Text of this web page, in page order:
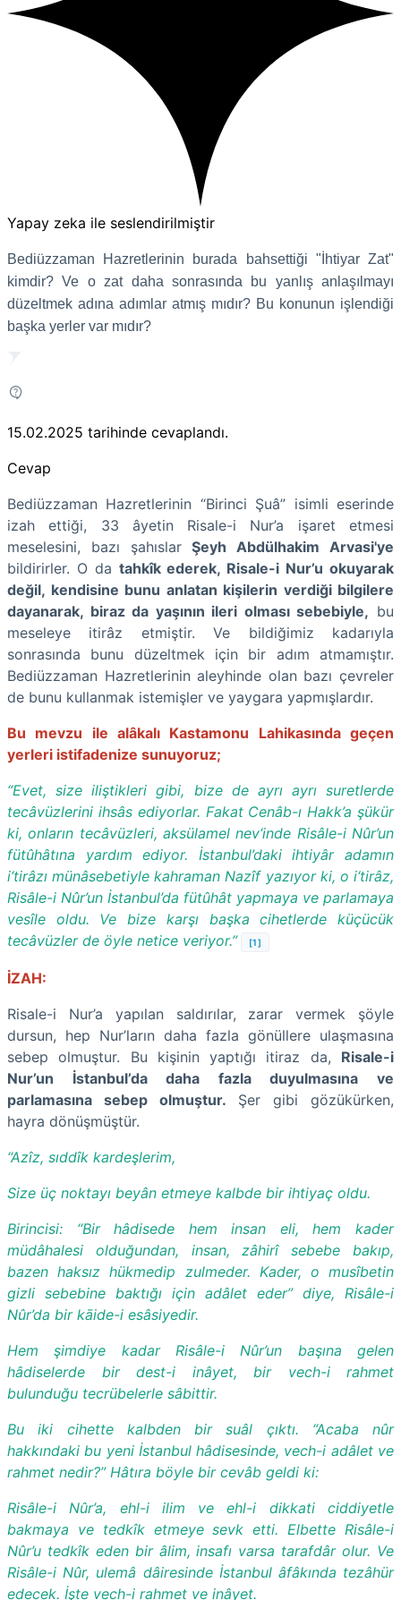
Yapay zeka ile seslendirilmiştir
Bediüzzaman Hazretlerinin burada bahsettiği "İhtiyar Zat"
kimdir? Ve o zat daha sonrasında bu yanlış anlaşılmayı
düzeltmek adına adımlar atmış mıdır? Bu konunun işlendiği
başka yerler var mıdır?
15.02.2025 tarihinde cevaplandı.
Cevap
Bediüzzaman Hazretlerinin “Birinci Şuâ” isimli eserinde
izah ettiği, 33 âyetin Risale-i Nur’a işaret etmesi
meselesini, bazı şahıslarŞeyh Abdülhakim Arvasi'ye
bildirirler. O da tahkîk ederek, Risale-i Nur’u okuyarak
değil, kendisine bunu anlatan kişilerin verdiği bilgilere
dayanarak, biraz da yaşının ileri olması sebebiyle, bu
meseleye itirâz etmiştir. Ve bildiğimiz kadarıyla
sonrasında bunu düzeltmek için bir adım atmamıştır.
Bediüzzaman Hazretlerinin aleyhinde olan bazı çevreler
de bunu kullanmak istemişler ve yaygara yapmışlardır.
Bu mevzu ile alâkalı Kastamonu Lahikasında geçen
yerleri istifadenize sunuyoruz;
“Evet, size iliştikleri gibi, bize de ayrı ayrı suretlerde
tecâvüzlerini ihsâs ediyorlar. Fakat Cenâb-ı Hakk’a şükür
ki, onların tecâvüzleri, aksülamel nev‘inde Risâle-i Nûr’un
fütûhâtına yardım ediyor. İstanbul’daki ihtiyâr adamın
i‘tirâzı münâsebetiyle kahraman Nazîf yazıyor ki, o i‘tirâz,
Risâle-i Nûr’un İstanbul’da fütûhât yapmaya ve parlamaya
vesîle oldu. Ve bize karşı başka cihetlerde küçücük
tecâvüzler de öyle netice veriyor.”
[1]
İZAH:
Risale-i Nur’a yapılan saldırılar, zarar vermek şöyle
dursun, hep Nur’ların daha fazla gönüllere ulaşmasına
sebep olmuştur. Bu kişinin yaptığı itiraz da, Risale-i
Nur’un İstanbul’da daha fazla duyulmasına ve
parlamasına sebep olmuştur. Şer gibi gözükürken,
hayra dönüşmüştür.
“Azîz, sıddîk kardeşlerim,
Size üç noktayı beyân etmeye kalbde bir ihtiyaç oldu.
Birincisi: “Bir hâdisede hem insan eli, hem kader
müdâhalesi olduğundan, insan, zâhirî sebebe bakıp,
bazen haksız hükmedip zulmeder. Kader, o musîbetin
gizli sebebine baktığı için adâlet eder” diye, Risâle-i
Nûr’da bir kāide-i esâsiyedir.
Hem şimdiye kadar Risâle-i Nûr’un başına gelen
hâdiselerde bir dest-i inâyet, bir vech-i rahmet
bulunduğu tecrübelerle sâbittir.
Bu iki cihette kalbden bir suâl çıktı. “Acaba nûr
hakkındaki bu yeni İstanbul hâdisesinde, vech-i adâlet ve
rahmet nedir?” Hâtıra böyle bir cevâb geldi ki:
Risâle-i Nûr’a, ehl-i ilim ve ehl-i dikkati ciddiyetle
bakmaya ve tedkîk etmeye sevk etti. Elbette Risâle-i
Nûr’u tedkîk eden bir âlim, insafı varsa tarafdâr olur. Ve
Risâle-i Nûr, ulemâ dâiresinde İstanbul âfâkında tezâhür
edecek. İşte vech-i rahmet ve inâyet.